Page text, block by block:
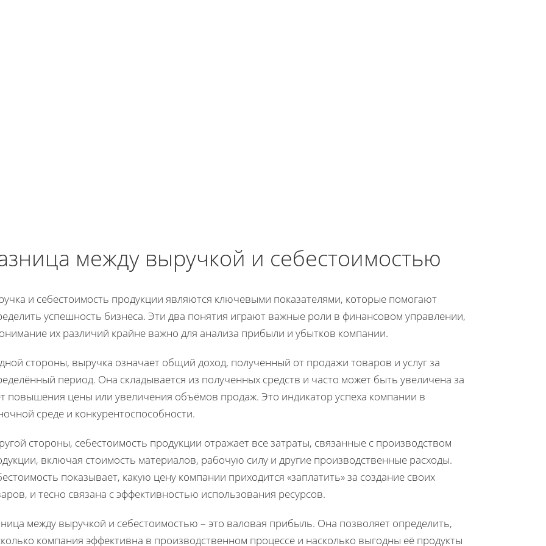
между выручкой и себестоимостью
и себестоимость продукции являются ключевыми показателями, которые помогают
успешность бизнеса. Эти два понятия играют важные роли в финансовом управлении,
их различий крайне важно для анализа прибыли и убытков компании.
стороны, выручка означает общий доход, полученный от продажи товаров и услуг за
период. Она складывается из полученных средств и часто может быть увеличена за
повышения цены или увеличения объёмов продаж. Это индикатор успеха компании в
среде и конкурентоспособности.
стороны, себестоимость продукции отражает все затраты, связанные с производством
включая стоимость материалов, рабочую силу и другие производственные расходы.
показывает, какую цену компании приходится «заплатить» за создание своих
и тесно связана с эффективностью использования ресурсов.
между выручкой и себестоимостью – это валовая прибыль. Она позволяет определить,
компания эффективна в производственном процессе и насколько выгодны её продукты